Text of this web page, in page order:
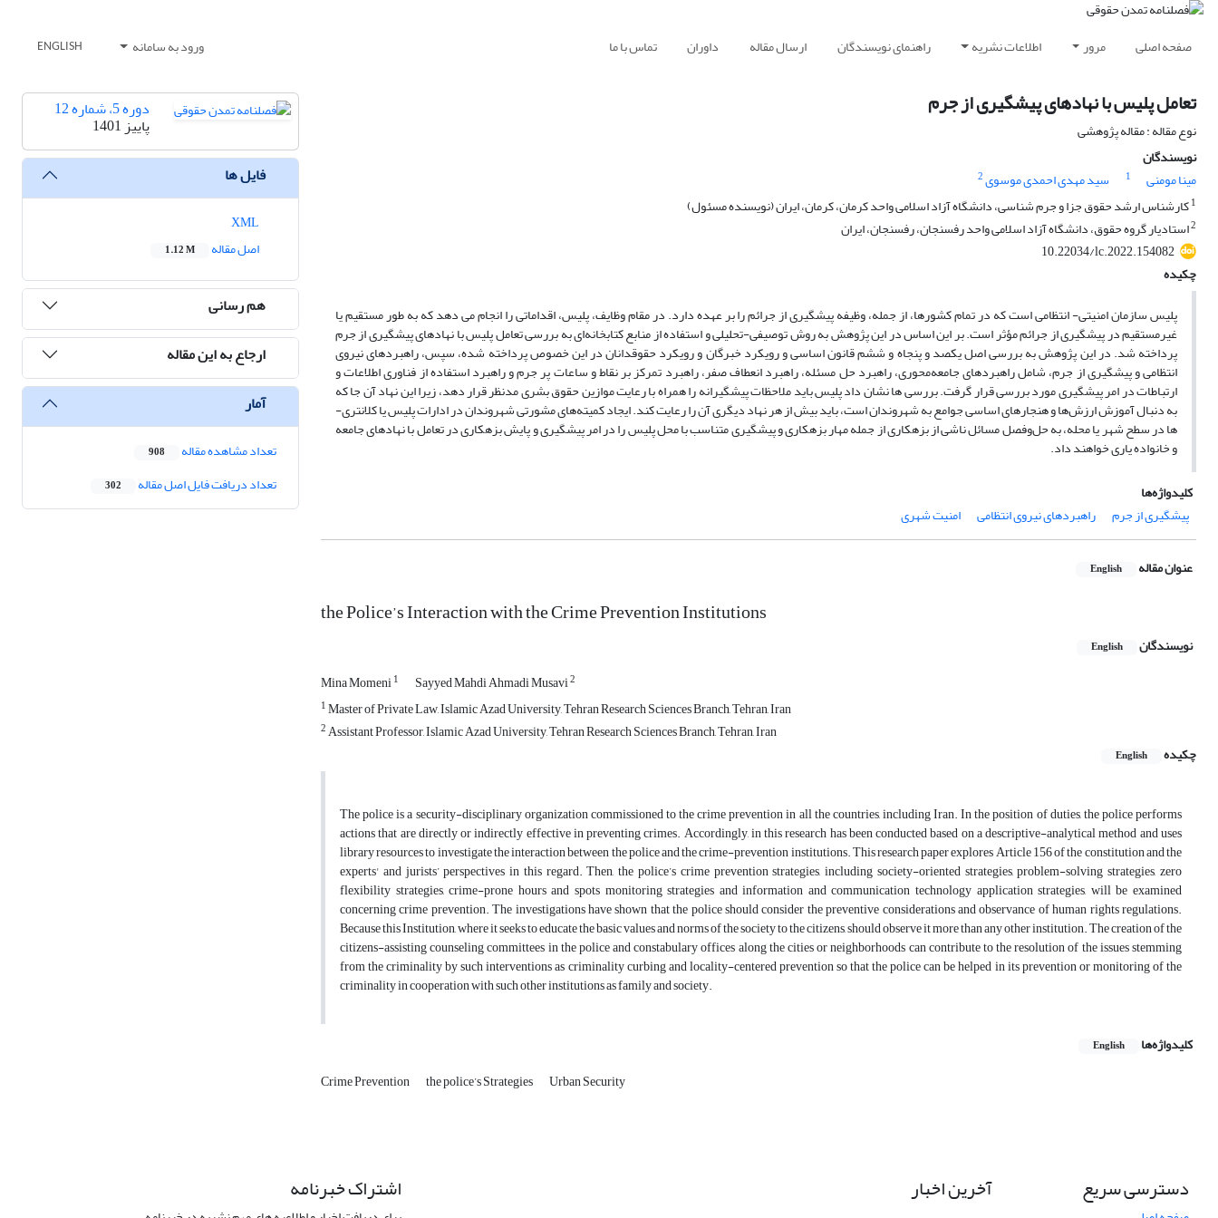
صفحه اصلی مرور اطلاعات نشریه راهنمای نویسندگان ارسال مقاله داوران تماس با ما ورود به سامانه ENGLISH
تعامل پلیس با نهادهای پیشگیری از جرم
نوع مقاله : مقاله پژوهشی
نویسندگان
مینا مومنی
1 سید مهدی احمدی موسوی2
1کارشناس ارشد حقوق جزا و جرم شناسی، دانشگاه آزاد اسلامی واحد کرمان، کرمان، ایران (نویسنده مسئول)
2استادیار گروه حقوق، دانشگاه آزاد اسلامی واحد رفسنجان، رفسنجان، ایران
10.22034/lc.2022.154082
چکیده
پلیس سازمان امنیتی- انتظامی است که در تمام کشورها، از جمله، وظیفه پیشگیری از جرائم را بر عهده دارد. در مقام وظایف، پلیس، اقداماتی را انجام می­ دهد که به ‌طور مستقیم یا
غیرمستقیم در پیشگیری از جرائم مؤثر است. بر این اساس در این پژوهش به روش توصیفی-تحلیلی و استفاده از منابع کتابخانه‌ای به بررسی تعامل پلیس با نهادهای پیشگیری از جرم
پرداخته شد. در این پژوهش به بررسی اصل یکصد و پنجاه و ششم قانون اساسی و رویکرد خبرگان و رویکرد حقوقدانان در این خصوص پرداخته‌ شده، سپس، راهبردهای نیروی
انتظامی و پیشگیری از جرم، شامل راهبردهای جامعه‌محوری، راهبردحلمسئله، راهبرد انعطافصفر، راهبرد تمرکزبرنقاطوساعاتپر جرم و راهبرداستفادهازفناوریاطلاعاتو
ارتباطاتدرامرپیشگیری مورد بررسی قرار گرفت. بررسی­ ها نشان داد پلیسبایدملاحظات پیشگیرانهراهمراهبارعایتموازینحقوقبشریمدنظرقراردهد،زیراایننهاد آن جاکه
به دنبالآموزشارزش‌هاوهنجارهایاساسیجوامعبهشهرونداناست، بایدبیشازهرنهاددیگریآنرارعایتکند.ایجادکمیته‌هایمشورتیشهروندان دراداراتپلیسیاکلانتری­
هادرسطحشهریامحله،بهحل‌وفصلمسائلناشیازبزهکاریاز جملهمهاربزهکاریوپیشگیریمتناسببامحلپلیسرادرامرپیشگیری وپایشبزهکاریدرتعاملبانهادهایجامعه
وخانوادهیاریخواهندداد.
کلیدواژه‌ها
پیشگیری از جرم
راهبردهای نیروی انتظامی امنیت شهری
عنوان مقاله English
the Police’s Interaction with the Crime Prevention Institutions
نویسندگان English
Mina Momeni1 Sayyed Mahdi Ahmadi Musavi2
1Master of Private Law, Islamic Azad University, Tehran Research Sciences Branch, Tehran, Iran
2Assistant Professor, Islamic Azad University, Tehran Research Sciences Branch, Tehran, Iran
چکیده
English
The police is a security-disciplinary organization commissioned to the crime prevention in all the countries, including Iran. In the position of duties, the police performs
actions that are directly or indirectly effective in preventing crimes. Accordingly, in this research has been conducted based on a descriptive-analytical method and uses
library resources to investigate the interaction between the police and the crime-prevention institutions. This research paper explores Article 156 of the constitution and the
experts' and jurists’ perspectives in this regard. Then, the police’s crime prevention strategies, including society-oriented strategies, problem-solving strategies, zero
flexibility strategies, crime-prone hours and spots monitoring strategies and information and communication technology application strategies, will be examined
concerning crime prevention. The investigations have shown that the police should consider the preventive considerations and observance of human rights regulations.
Because this Institution, where it seeks to educate the basic values and norms of the society to the citizens, should observe it more than any other institution. The creation of the
citizens-assisting counseling committees in the police and constabulary offices along the cities or neighborhoods can contribute to the resolution of the issues stemming
from the criminality by such interventions as criminality curbing and locality-centered prevention so that the police can be helped in its prevention or monitoring of the
criminality in cooperation with such other institutions as family and society.
کلیدواژه‌ها English
Crime Prevention the police’s Strategies Urban Security
دوره 5، شماره 12
پاییز 1401
فایل ها
اصل مقاله
1.12 M
هم رسانی
ارجاع به این مقاله
آمار
تعداد مشاهده مقاله 908
تعداد دریافت فایل اصل مقاله 302
دسترسی سریع آخرین اخبار اشتراک خبرنامه